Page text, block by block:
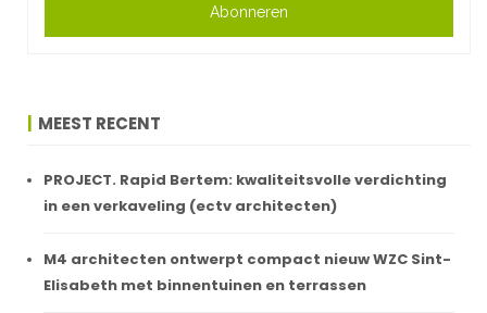
Abonneren
MEEST RECENT
PROJECT. Rapid Bertem: kwaliteitsvolle verdichting
in een verkaveling (ectv architecten)
M4 architecten ontwerpt compact nieuw WZC Sint-
Elisabeth met binnentuinen en terrassen